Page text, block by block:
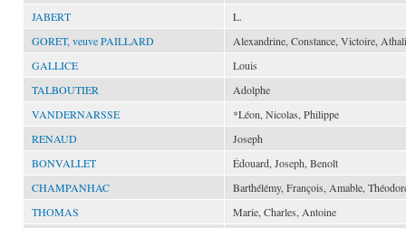
JABERT
L.
GORET, veuve PAILLARD
Alexandrine, Constance, Victoire,
GALLICE
Louis
TALBOUTIER
Adolphe
VANDERNARSSE
*Léon, Nicolas, Philippe
RENAUD
Joseph
BONVALLET
Édouard, Joseph, Benoît
CHAMPANHAC
Barthélémy, François, Amable,
THOMAS
Marie, Charles, Antoine